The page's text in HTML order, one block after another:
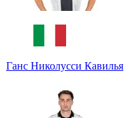
Ганс Николусси Кавилья